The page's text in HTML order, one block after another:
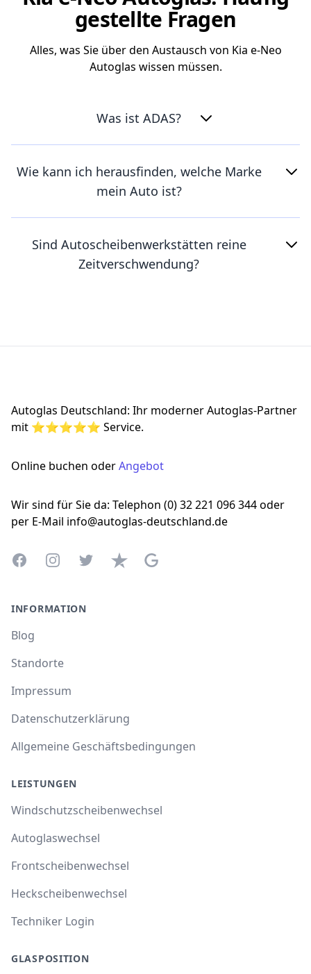
gestellte Fragen
Alles, was Sie über den Austausch von Kia e-Neo
Autoglas wissen müssen.
Was ist ADAS?
Wie kann ich herausfinden, welche Marke
mein Auto ist?
Sind Autoscheibenwerkstätten reine
Zeitverschwendung?
Autoglas Deutschland: Ihr moderner Autoglas-Partner
mit ⭐⭐⭐⭐⭐ Service.
Online buchen oderAngebot
Wir sind für Sie da: Telephon (0) 32 221 096 344 oder
per E-Mail info@autoglas-deutschland.de
FacebookInstagramTwitterTrustpilotGoogle Business Profile
INFORMATION
Blog
Standorte
Impressum
Datenschutzerklärung
Allgemeine Geschäftsbedingungen
LEISTUNGEN
Windschutzscheibenwechsel
Autoglaswechsel
Frontscheibenwechsel
Heckscheibenwechsel
Techniker Login
GLASPOSITION